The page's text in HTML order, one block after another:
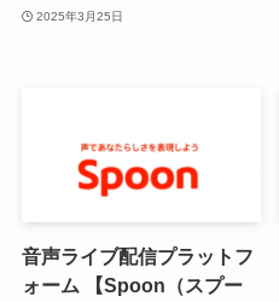
2025年3月25日
音声ライブ配信プラットフ
ォーム 【Spoon（スプー